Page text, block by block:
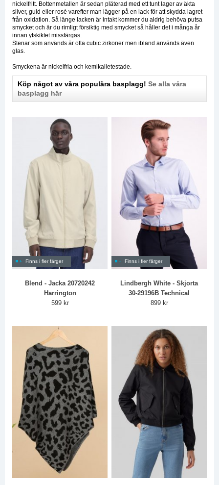
nickelfritt. Bottenmetallen är sedan pläterad med ett tunt lager av äkta
silver, guld eller rosé varefter man lägger på en lack för att skydda lagret
från oxidation. Så länge lacken är intakt kommer du aldrig behöva putsa
smycket och är du rimligt försiktig med smycket så håller det i många år
innan ytskiktet missfärgas.
Stenar som används är ofta cubic zirkoner men ibland används även
glas.
Smyckena är nickelfria och kemikalietestade.
Köp något av våra populära basplagg! Se alla våra
basplagg här
Finns i fler färger
Blend - Jacka 20720242
Harrington
599 kr
Finns i fler färger
Lindbergh White - Skjorta
30-29196B Technical
899 kr